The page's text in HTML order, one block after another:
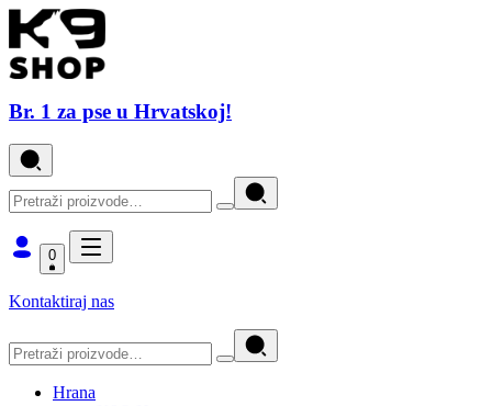
Br. 1 za pse u Hrvatskoj!
0
Kontaktiraj nas
Hrana